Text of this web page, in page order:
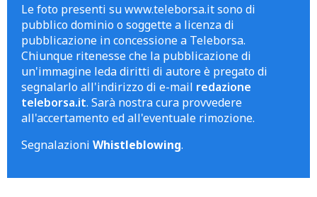
Le foto presenti su www.teleborsa.it sono di
pubblico dominio o soggette a licenza di
pubblicazione in concessione a Teleborsa.
Chiunque ritenesse che la pubblicazione di
un'immagine leda diritti di autore è pregato di
segnalarlo all'indirizzo di e-mail redazione
teleborsa.it. Sarà nostra cura provvedere
all'accertamento ed all'eventuale rimozione.
Segnalazioni Whistleblowing.